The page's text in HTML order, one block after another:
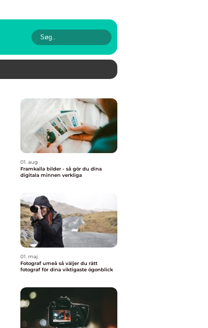
01. aug
Framkalla bilder - så gör du dina
digitala minnen verkliga
01. maj
Fotograf umeå så väljer du rätt
fotograf för dina viktigaste ögonblick